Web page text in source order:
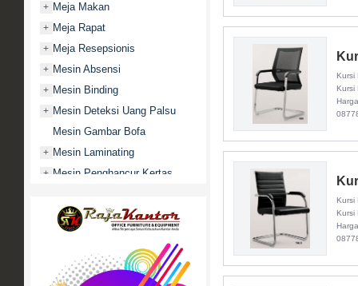
+ Meja Makan
+ Meja Rapat
+ Meja Resepsionis
+ Mesin Absensi
+ Mesin Binding
+ Mesin Deteksi Uang Palsu
Mesin Gambar Bofa
+ Mesin Laminating
+ Mesin Penghancur Kertas
Mobile File / Roll O Pack
Movitex
Paper Cutter
Partisi Kantor
Kursi
Kursi